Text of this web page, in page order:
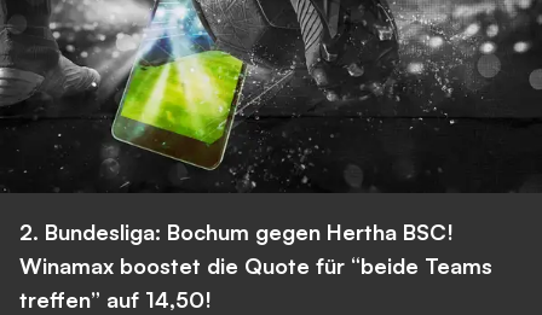
2. Bundesliga: Bochum gegen Hertha BSC!
Winamax boostet die Quote für “beide Teams
treffen” auf 14,50!